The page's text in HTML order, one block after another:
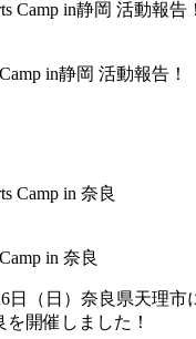
in静岡 活動報告！
in 奈良
日（日）奈良県天理市
を開催しました！